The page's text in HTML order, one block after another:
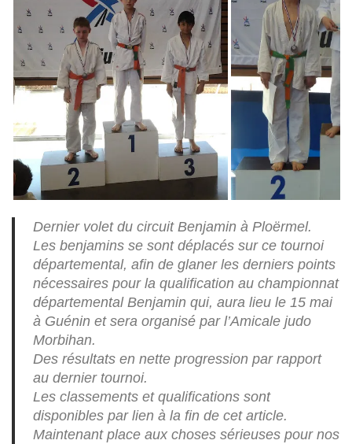
Dernier volet du circuit Benjamin à Ploërmel.
Les benjamins se sont déplacés sur ce tournoi
départemental, afin de glaner les derniers points
nécessaires pour la qualification au championnat
départemental Benjamin qui, aura lieu le 15 mai
à Guénin et sera organisé par l’Amicale judo
Morbihan.
Des résultats en nette progression par rapport
au dernier tournoi.
Les classements et qualifications sont
disponibles par lien à la fin de cet article.
Maintenant place aux choses sérieuses pour nos